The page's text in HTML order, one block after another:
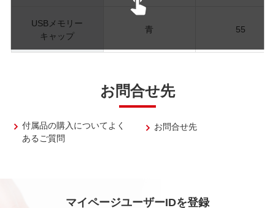
USBメモリー
キャップ
青 55
お問合せ先
付属品の購入についてよく
あるご質問
お問合せ先
マイページユーザーIDを登録